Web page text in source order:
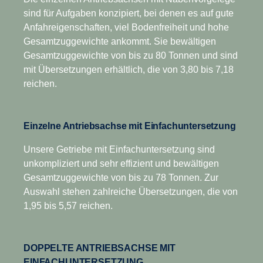
Geschwindigkeiten erfordern, besitzt dieses Getriebe
zwei zusätzliche Kriechgänge. Es wurde für optimale
Wirtschaftlichkeit konstruiert und hat sich sowohl im
Fernverkehr als auch im regionalen Verteilerverkehr
sowie im Schwerlastverkehr auf Baustellen als äußerst
erfolgreich erwiesen. Die Ausführungen mit Overdrive
Range-Getriebe mit teilbaren Schaltstufen sind Scania
Nebenantrieben verfügbar.
der internen Verluste ergänzt.
In die Baureihe eingeführt wurden außerdem ein neues
kompaktes geometrisches Design sowie ein um 75 kg
leichteres Aluminiumgussgehäuse, die den
Geräuschpegel deutlich senken. Darüber hinaus sorgt
weniger Wartungsstopps. All dies stellt sicher, dass Ihre
Fahrer kann sich vollständig auf das Führen des
Fahrzeugs konzentrieren.
sind für Aufgaben konzipiert, bei denen es auf gute
Anfahreigenschaften, viel Bodenfreiheit und hohe
Gesamtzuggewichte ankommt. Sie bewältigen
Gesamtzuggewichte von bis zu 80 Tonnen und sind
mit Übersetzungen erhältlich, die von 3,80 bis 7,18
reichen.
Einzelne Antriebsachse mit Einfachuntersetzung
Unsere Getriebe mit Einfachuntersetzung sind
unkompliziert und sehr effizient und bewältigen
Gesamtzuggewichte von bis zu 78 Tonnen. Zur
Auswahl stehen zahlreiche Übersetzungen, die von
1,95 bis 5,57 reichen.
DOPPELTE ANTRIEBSACHSE MIT